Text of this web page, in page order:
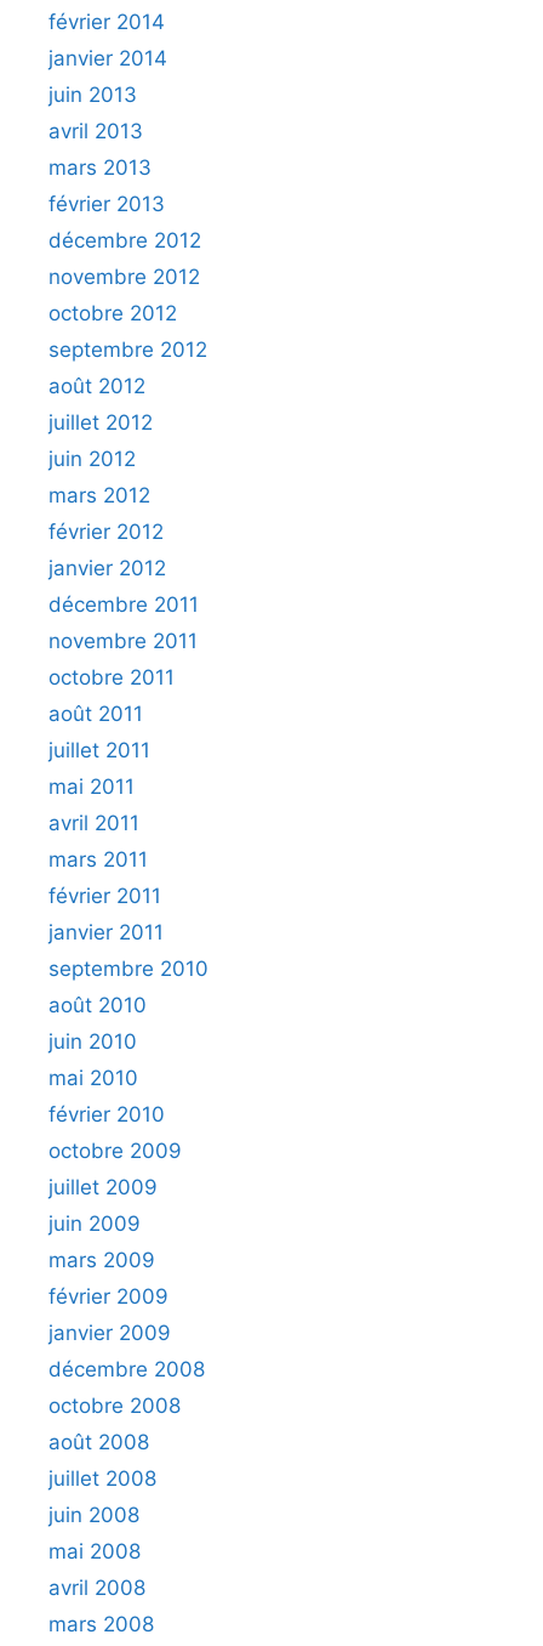
février 2014
janvier 2014
juin 2013
avril 2013
mars 2013
février 2013
décembre 2012
novembre 2012
octobre 2012
septembre 2012
août 2012
juillet 2012
juin 2012
mars 2012
février 2012
janvier 2012
décembre 2011
novembre 2011
octobre 2011
août 2011
juillet 2011
mai 2011
avril 2011
mars 2011
février 2011
janvier 2011
septembre 2010
août 2010
juin 2010
mai 2010
février 2010
octobre 2009
juillet 2009
juin 2009
mars 2009
février 2009
janvier 2009
décembre 2008
octobre 2008
août 2008
juillet 2008
juin 2008
mai 2008
avril 2008
mars 2008